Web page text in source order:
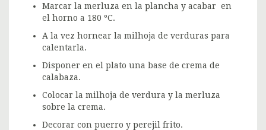
Marcar la merluza en la plancha y acabar en
el horno a 180 ºC.
A la vez hornear la milhoja de verduras para
calentarla.
Disponer en el plato una base de crema de
calabaza.
Colocar la milhoja de verdura y la merluza
sobre la crema.
Decorar con puerro y perejil frito.